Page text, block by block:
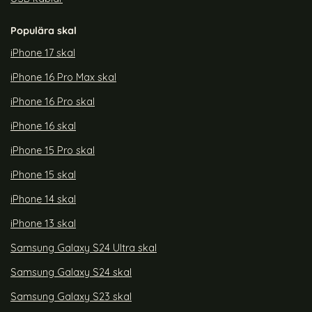
Populära skal
iPhone 17 skal
iPhone 16 Pro Max skal
iPhone 16 Pro skal
iPhone 16 skal
iPhone 15 Pro skal
iPhone 15 skal
iPhone 14 skal
iPhone 13 skal
Samsung Galaxy S24 Ultra skal
Samsung Galaxy S24 skal
Samsung Galaxy S23 skal